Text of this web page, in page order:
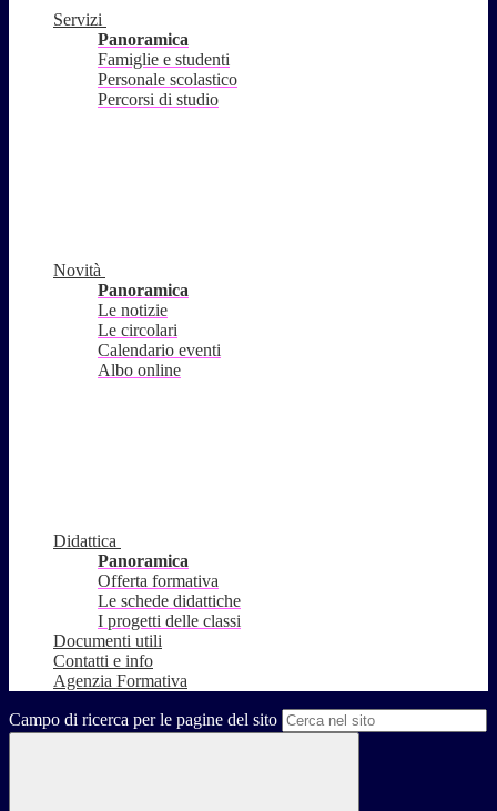
Servizi
Panoramica
Famiglie e studenti
Personale scolastico
Percorsi di studio
Novità
Panoramica
Le notizie
Le circolari
Calendario eventi
Albo online
Didattica
Panoramica
Offerta formativa
Le schede didattiche
I progetti delle classi
Documenti utili
Contatti e info
Agenzia Formativa
Campo di ricerca per le pagine del sito